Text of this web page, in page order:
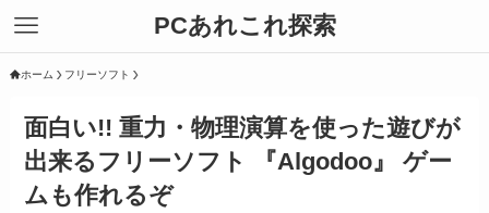
PCあれこれ探索
ホーム フリーソフト
面白い!! 重力・物理演算を使った遊びが
出来るフリーソフト 『Algodoo』 ゲー
ムも作れるぞ